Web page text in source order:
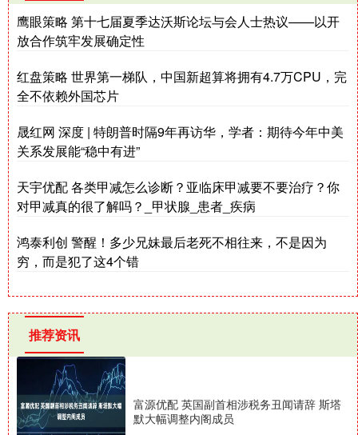
鹰眼策略 第十七届夏季达沃斯论坛与会人士热议——以开
放合作筑牢发展确定性
红盘策略 世界第一梯队，中国新超算将拥有4.7万CPU，完
全不依赖外国芯片
晟红网 深度 | 特朗普时隔9年再访华，学者：期待今年中美
关系发展能“稳中有进”
天宇优配 各类甲减怎么诊断？亚临床甲减要不要治疗？你
对甲减真的很了解吗？_甲状腺_患者_疾病
鸿泰利创 警醒！多少兄妹最后老死不相往来，不是因为
穷，而是犯了这4个错
推荐资讯
富源优配 英国副首相涉税务丑闻请辞 斯塔
默大幅调整内阁成员